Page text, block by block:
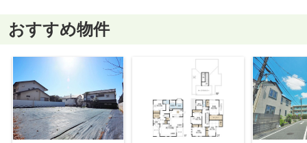
おすすめ物件